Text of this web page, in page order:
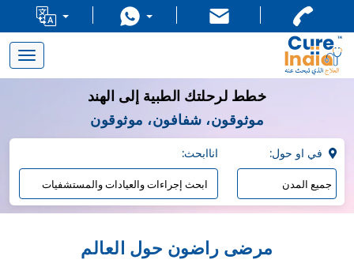
Toggle
navigation
خطط لرحلتك الطبية إلى الهند
موثوقون، شفافون، موثوقون
:اناابحث
مرضى راضون حول العالم